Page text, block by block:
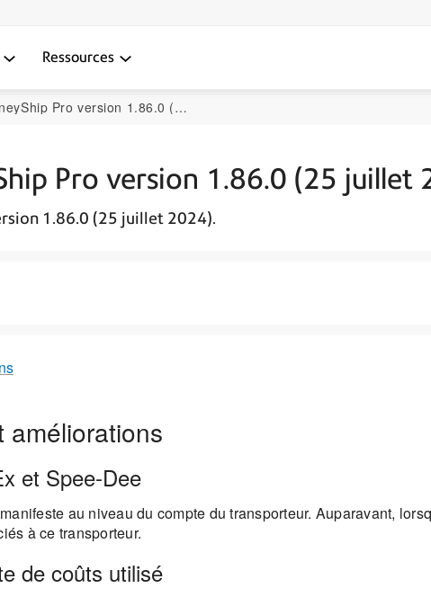
Ressources
Pro version 1.86.0 (25 juillet 2024)
Pro version 1.86.0 (25 juillet
1.86.0 (25 juillet 2024).
améliorations
et Spee-Dee
au niveau du compte du transporteur. Auparavant,
à ce transporteur.
de coûts utilisé